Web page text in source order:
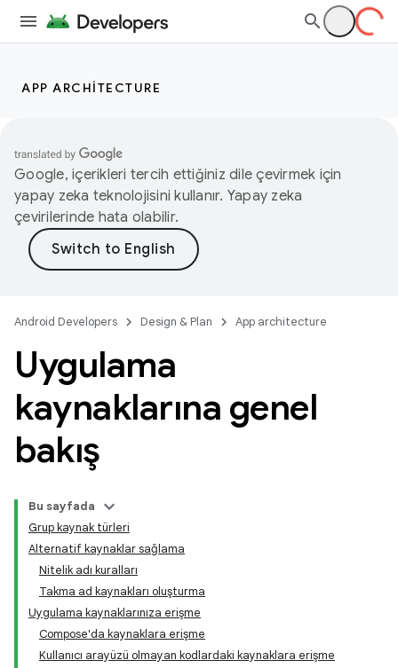
APP ARCHITECTURE
Google, içerikleri tercih ettiğiniz dile çevirmek için
yapay zeka teknolojisini kullanır. Yapay zeka
çevirilerinde hata olabilir.
Android Developers Design & Plan App architecture
Uygulama
kaynaklarına genel
bakış
Bu sayfada
Grup kaynak türleri
Alternatif kaynaklar sağlama
Nitelik adı kuralları
Takma ad kaynakları oluşturma
Uygulama kaynaklarınıza erişme
Compose'da kaynaklara erişme
Kullanıcı arayüzü olmayan kodlardaki kaynaklara erişme